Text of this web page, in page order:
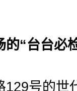
的“台台必
号的世